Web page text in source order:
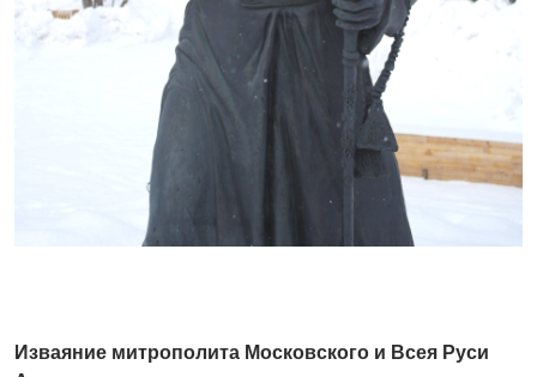
Изваяние митрополита Московского и Всея Руси